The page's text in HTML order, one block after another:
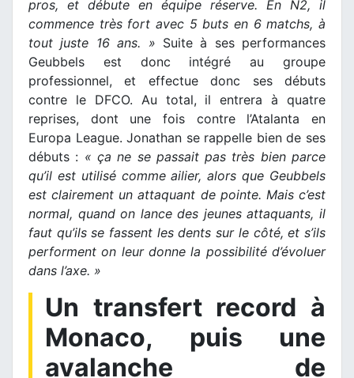
pros, et débute en équipe réserve. En N2, il
commence très fort avec 5 buts en 6 matchs, à
tout juste 16 ans. » Suite à ses performances
Geubbels est donc intégré au groupe
professionnel, et effectue donc ses débuts
contre le DFCO. Au total, il entrera à quatre
reprises, dont une fois contre l’Atalanta en
Europa League. Jonathan se rappelle bien de ses
débuts : « ça ne se passait pas très bien parce
qu’il est utilisé comme ailier, alors que Geubbels
est clairement un attaquant de pointe. Mais c’est
normal, quand on lance des jeunes attaquants, il
faut qu’ils se fassent les dents sur le côté, et s’ils
performent on leur donne la possibilité d’évoluer
dans l’axe. »
Un transfert record à
Monaco, puis une
avalanche de